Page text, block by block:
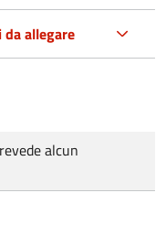
allegare
alcun